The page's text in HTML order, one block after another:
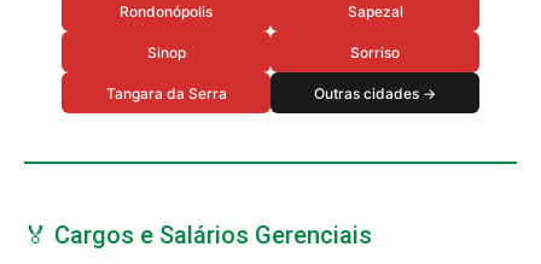
Rondonópolis Sapezal
Sinop Sorriso
Tangara da Serra Outras cidades →
🏅 Cargos e Salários Gerenciais